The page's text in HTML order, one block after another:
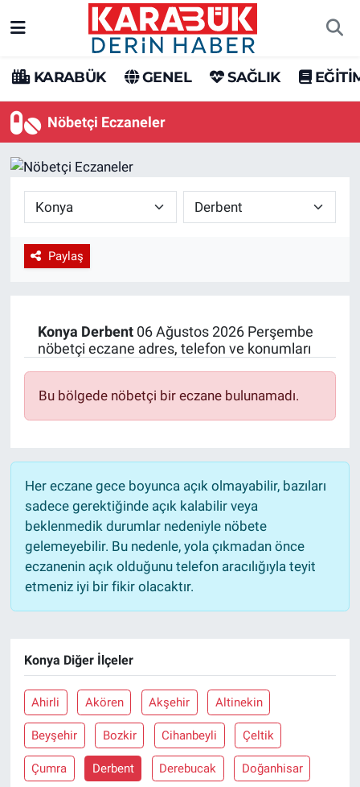
KARABÜK GENEL SAĞLIK
Nöbetçi Eczaneler
Paylaş
Konya Derbent06 Ağustos 2026 Perşembe
nöbetçi eczane adres, telefon ve konumları
Bu bölgede nöbetçi bir eczane bulunamadı.
Her eczane gece boyunca açık olmayabilir, bazıları
sadece gerektiğinde açık kalabilir veya
beklenmedik durumlar nedeniyle nöbete
gelemeyebilir. Bu nedenle, yola çıkmadan önce
eczanenin açık olduğunu telefon aracılığıyla teyit
etmeniz iyi bir fikir olacaktır.
Konya Diğer İlçeler
Ahirli Akören Akşehir Altinekin
Beyşehir Bozkir Cihanbeyli Çeltik
Çumra Derbent Derebucak Doğanhisar
Karabük Hava Durumu
Karabük Trafik Yoğunluk Haritası
Tüm Manşetler
Son Dakika Haberleri